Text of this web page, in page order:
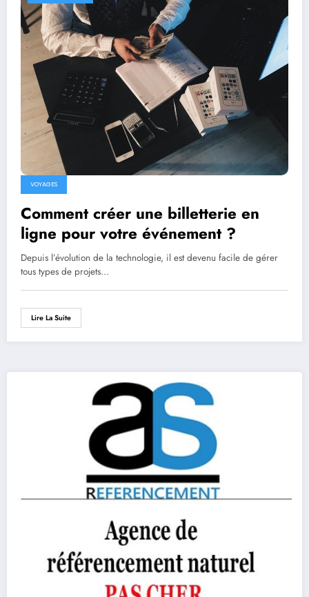
VOYAGES
Comment créer une billetterie en
ligne pour votre événement ?
Depuis l’évolution de la technologie, il est devenu facile de gérer
tous types de projets…
Lire La Suite